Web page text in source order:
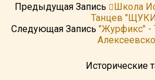
Предыдущая Запись
Школа
Танцев
Следующая Запись "Журфикс" -
Исторические